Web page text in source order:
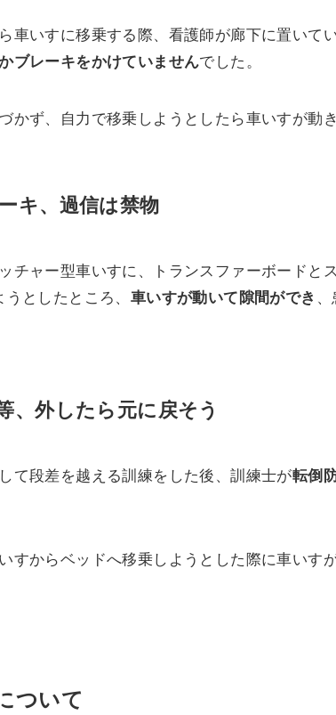
車いすに移乗する際、看護師が廊下に置いて
ブレーキをかけていませんでした。
かず、自力で移乗しようとしたら車いすが動
キ、過信は禁物
チャー型車いすに、トランスファーボードと
としたところ、 車いすが動いて隙間ができ
、外したら元に戻そう
て段差を越える訓練をした後、訓練士が転倒
すからベッドへ移乗しようとした際に車いす
ついて